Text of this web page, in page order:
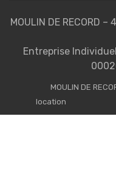
MOULIN DE RECORD
Entreprise
MOULIN DE
location